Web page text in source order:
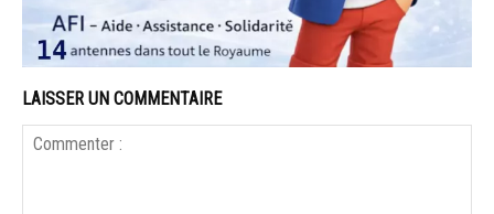
LAISSER UN COMMENTAIRE